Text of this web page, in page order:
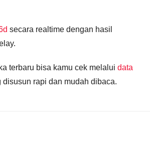
secara realtime dengan hasil
terbaru bisa kamu cek melalui data
disusun rapi dan mudah dibaca.